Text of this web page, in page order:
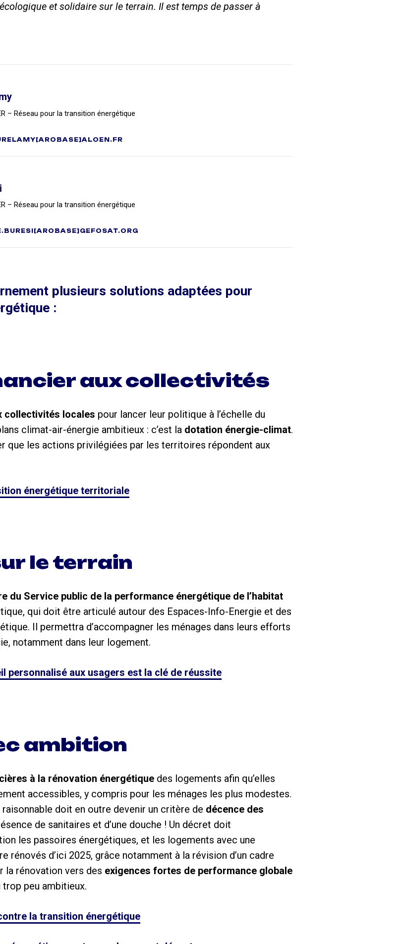
et solidaire sur le terrain. Il est temps de passer à
– Réseau pour la transition énergétique
– Réseau pour la transition énergétique
plusieurs solutions adaptées pour
:
aux collectivités
collectivités locales pour lancer leur politique à l’échelle du
climat-air-énergie ambitieux : c’est la dotation énergie-climat.
que les actions privilégiées par les territoires répondent aux
énergétique territoriale
le terrain
du Service public de la performance énergétique de l’habitat
qui doit être articulé autour des Espaces-Info-Energie et des
Il permettra d’accompagner les ménages dans leurs efforts
notamment dans leur logement.
personnalisé aux usagers est la clé de réussite
ambition
à la rénovation énergétique des logements afin qu’elles
accessibles, y compris pour les ménages les plus modestes.
doit en outre devenir un critère de décence des
de sanitaires et d’une douche ! Un décret doit
les passoires énergétiques, et les logements avec une
rénovés d’ici 2025, grâce notamment à la révision d’un cadre
la rénovation vers des exigences fortes de performance globale
peu ambitieux.
la transition énergétique